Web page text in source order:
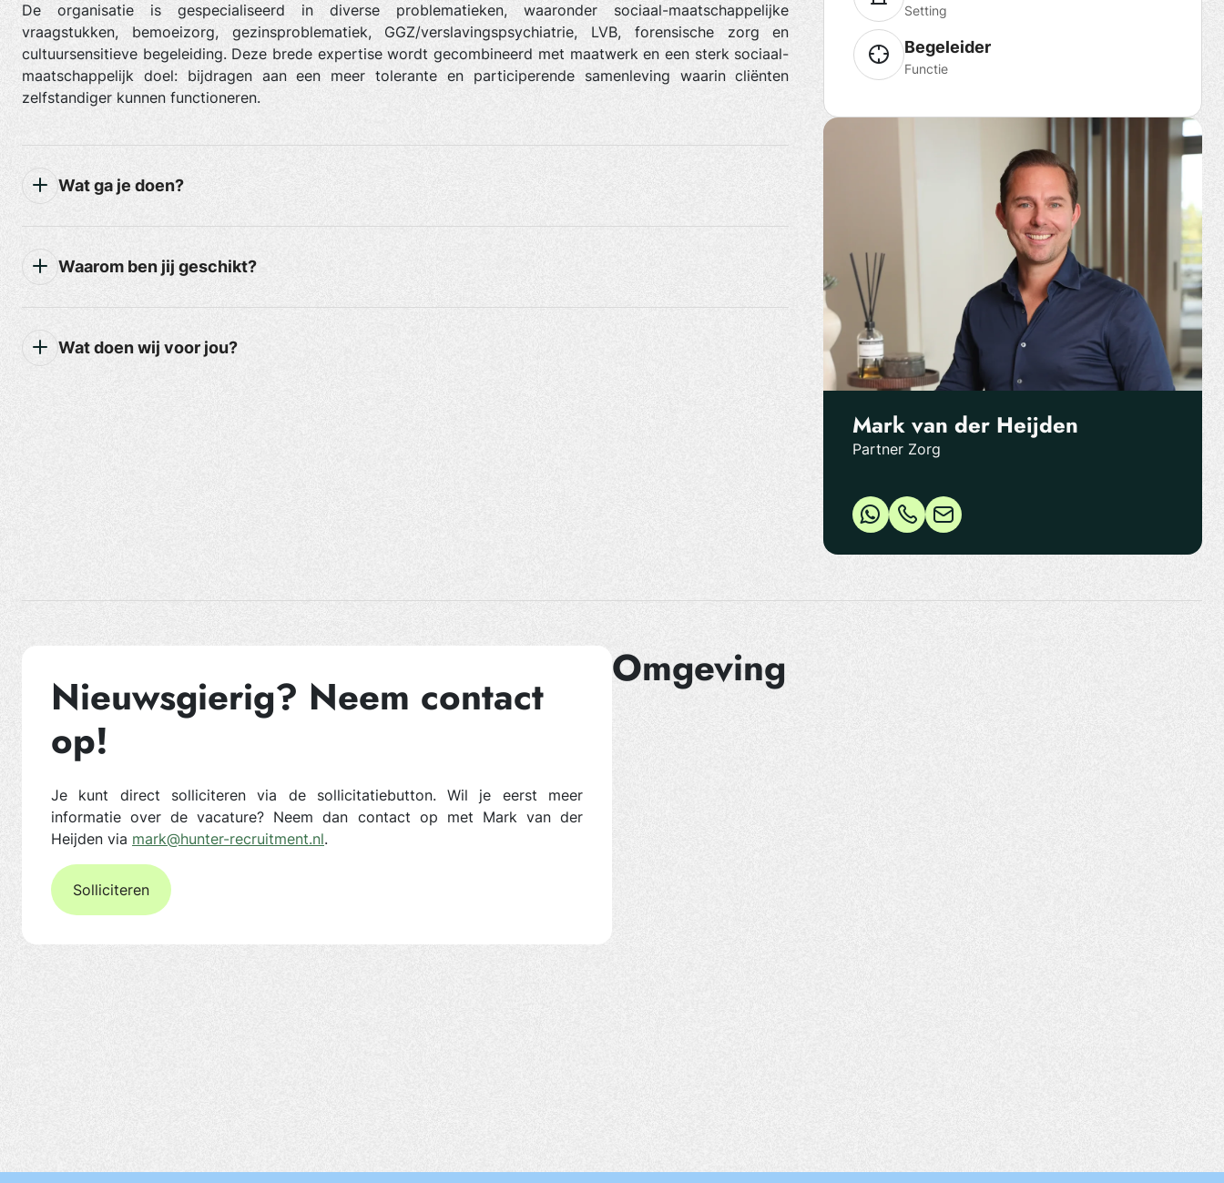
De organisatie is gespecialiseerd in diverse problematieken, waaronder sociaal-maatschappelijke
vraagstukken, bemoeizorg, gezinsproblematiek, GGZ/verslavingspsychiatrie, LVB, forensische zorg en
cultuursensitieve begeleiding. Deze brede expertise wordt gecombineerd met maatwerk en een sterk sociaal-
maatschappelijk doel: bijdragen aan een meer tolerante en participerende samenleving waarin cliënten
zelfstandiger kunnen functioneren.
Wat ga je doen?
Waarom ben jij geschikt?
Wat doen wij voor jou?
Setting
Begeleider
Functie
Mark van der Heijden
Partner Zorg
Nieuwsgierig? Neem contact
op!
Je kunt direct solliciteren via de sollicitatiebutton. Wil je eerst meer
informatie over de vacature? Neem dan contact op met Mark van der
Heijden via mark@hunter-recruitment.nl.
Solliciteren
Omgeving